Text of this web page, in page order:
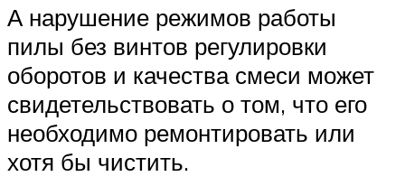
А нарушение режимов работы
пилы без винтов регулировки
оборотов и качества смеси может
свидетельствовать о том, что его
необходимо ремонтировать или
хотя бы чистить.